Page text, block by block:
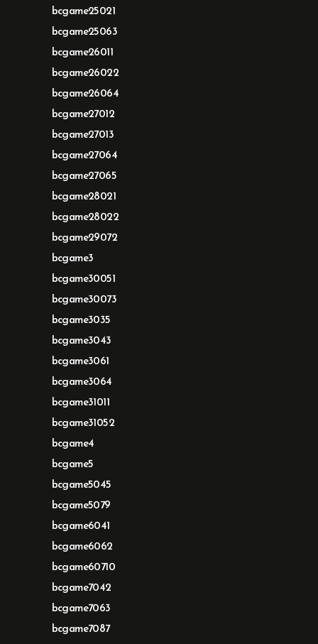
bcgame25021
bcgame25063
bcgame26011
bcgame26022
bcgame26064
bcgame27012
bcgame27013
bcgame27064
bcgame27065
bcgame28021
bcgame28022
bcgame29072
bcgame3
bcgame30051
bcgame30073
bcgame3035
bcgame3043
bcgame3061
bcgame3064
bcgame31011
bcgame31052
bcgame4
bcgame5
bcgame5045
bcgame5079
bcgame6041
bcgame6062
bcgame60710
bcgame7042
bcgame7063
bcgame7087